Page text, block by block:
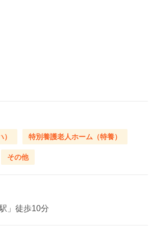
特別養護老人ホーム（特養）
その他
」徒歩10分